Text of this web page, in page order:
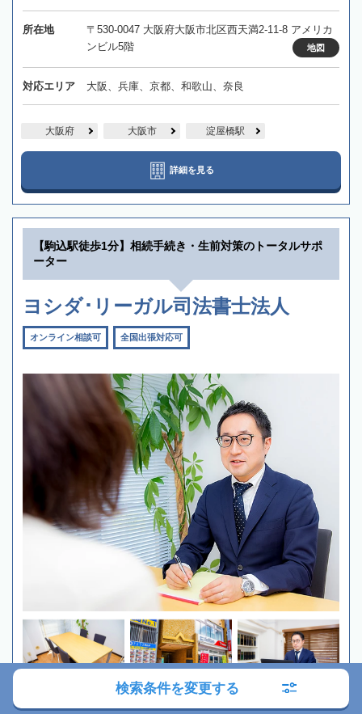
所在地
〒530-0047 大阪府大阪市北区西天満2-11-8 アメリカ
ンビル5階
地図
対応エリア 大阪、兵庫、京都、和歌山、奈良
大阪府 大阪市 淀屋橋駅
詳細を見る
【駒込駅徒歩1分】相続手続き・生前対策のトータルサポ
ーター
ヨシダ･リーガル司法書士法人
オンライン相談可 全国出張対応可
検索条件を変更する